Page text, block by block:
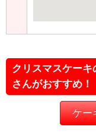
クリスマスケー
さんがおすすめ！
ケー